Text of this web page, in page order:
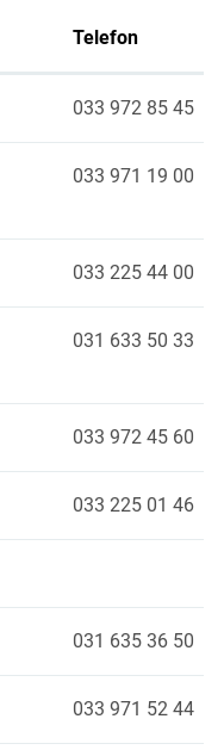
Telefon
033 972 85 45
033 971 19 00
033 225 44 00
031 633 50 33
033 972 45 60
033 225 01 46
031 635 36 50
033 971 52 44